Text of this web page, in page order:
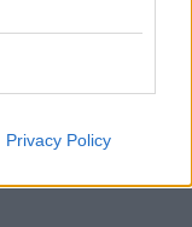
Privacy Policy
as évek
jeleneteivel.